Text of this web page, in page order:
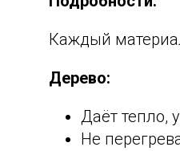
Каждый
Дерево:
Даёт тепло,
Не